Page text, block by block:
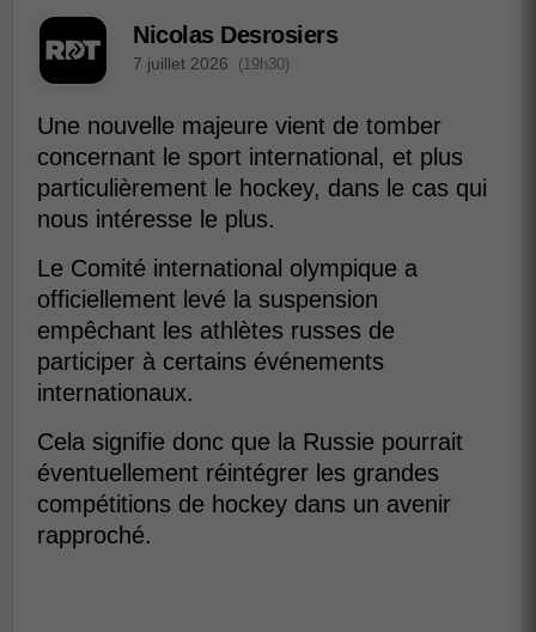
Nicolas Desrosiers
7 juillet 2026 (19h30)
Une nouvelle majeure vient de tomber
concernant le sport international, et plus
particulièrement le hockey, dans le cas qui
nous intéresse le plus.
Le Comité international olympique a
officiellement levé la suspension
empêchant les athlètes russes de
participer à certains événements
internationaux.
Cela signifie donc que la Russie pourrait
éventuellement réintégrer les grandes
compétitions de hockey dans un avenir
rapproché.